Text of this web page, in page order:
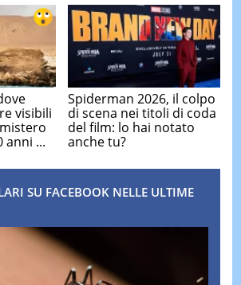
visibili
anni ...
Spiderman 2026, il colpo
di scena nei titoli di coda
del film: lo hai notato
anche tu?
SU FACEBOOK NELLE ULTIME